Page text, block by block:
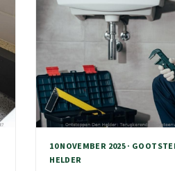
10 NOVEMBER 2025 ·
HELDER